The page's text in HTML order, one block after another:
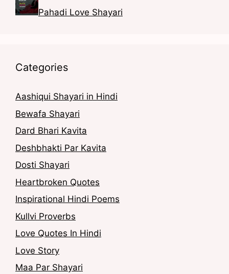
Pahadi Love Shayari
Categories
Aashiqui Shayari in Hindi
Bewafa Shayari
Dard Bhari Kavita
Deshbhakti Par Kavita
Dosti Shayari
Heartbroken Quotes
Inspirational Hindi Poems
Kullvi Proverbs
Love Quotes In Hindi
Love Story
Maa Par Shayari